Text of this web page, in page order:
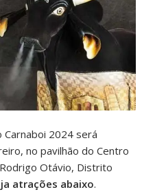
2024 será
no pavilhão do Centro
Otávio, Distrito
atrações abaixo.